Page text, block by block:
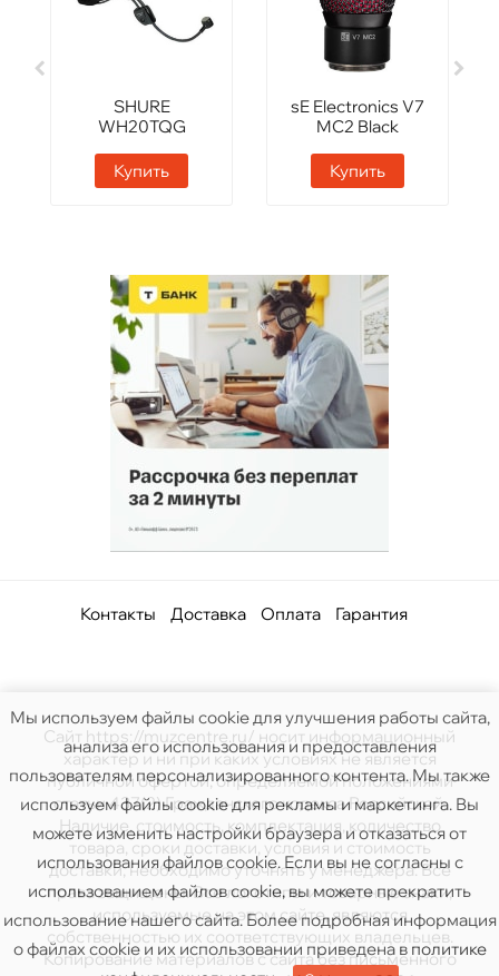
SHURE
WH20TQG
Купить
sE Electronics V7
MC2 Black
Купить
Контакты Доставка Оплата Гарантия
Сайт https://muzcentre.ru/ носит информационный
характер и ни при каких условиях не является
публичной офертой, определяемой положениями
статьи 437(2) Гражданского кодекса Российской.
Наличие, стоимость, комплектация, количество
товара, сроки доставки, условия и стоимость
доставки, необходимо уточнять у менеджера. Все
права защищены. Все логотипы и товарные знаки,
используемые на этом сайте, являются
собственностью их соответствующих владельцев.
Копирование материалов с сайта без письменного
Мы используем файлы cookie для улучшения работы сайта,
анализа его использования и предоставления
пользователям персонализированного контента. Мы также
используем файлы cookie для рекламы и маркетинга. Вы
можете изменить настройки браузера и отказаться от
использования файлов cookie. Если вы не согласны с
использованием файлов cookie, вы можете прекратить
использование нашего сайта. Более подробная информация
о файлах cookie и их использовании приведена в политике